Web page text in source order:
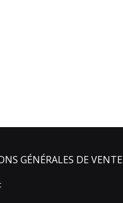
GÉNÉRALES DE VENTE